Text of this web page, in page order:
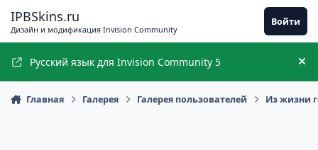
IPBSkins.ru
Дизайн и модификация Invision Community
Войти
Русский язык для Invision Community 5
Главная Галерея Галерея пользователей Из жизни